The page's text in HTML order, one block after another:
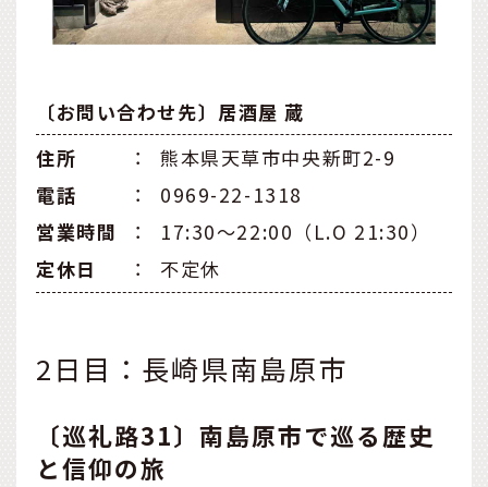
〔お問い合わせ先〕居酒屋 蔵
住所
：
熊本県天草市中央新町2-9
電話
：
0969-22-1318
営業時間
：
17:30〜22:00（L.O 21:30）
定休日
： 不定休
2日目：長崎県南島原市
〔巡礼路31〕南島原市で巡る歴史
と信仰の旅